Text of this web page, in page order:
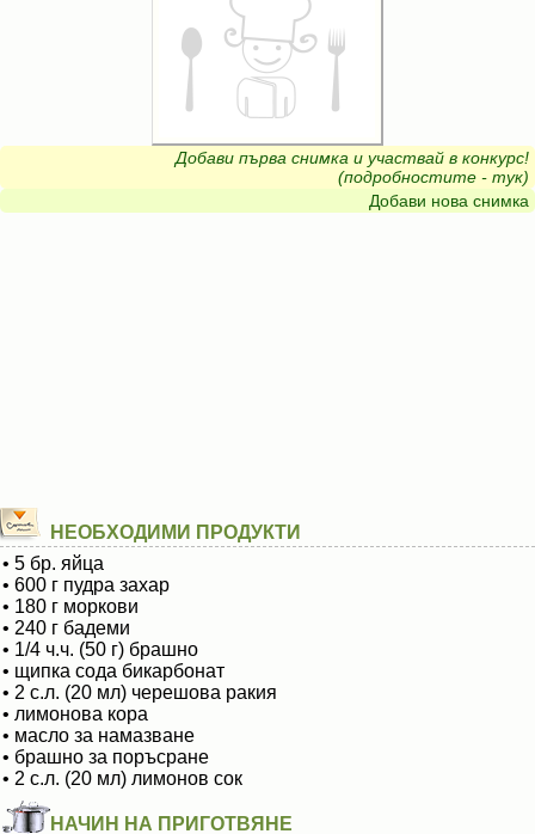
Добави първа снимка и участвай в конкурс!
(подробностите - тук)
Добави нова снимка
НЕОБХОДИМИ ПРОДУКТИ
• 5 бр. яйца
• 600 г пудра захар
• 180 г моркови
• 240 г бадеми
• 1/4 ч.ч. (50 г) брашно
• щипка сода бикарбонат
• 2 с.л. (20 мл) черешова ракия
• лимонова кора
• масло за намазване
• брашно за поръсране
• 2 с.л. (20 мл) лимонов сок
НАЧИН НА ПРИГОТВЯНЕ